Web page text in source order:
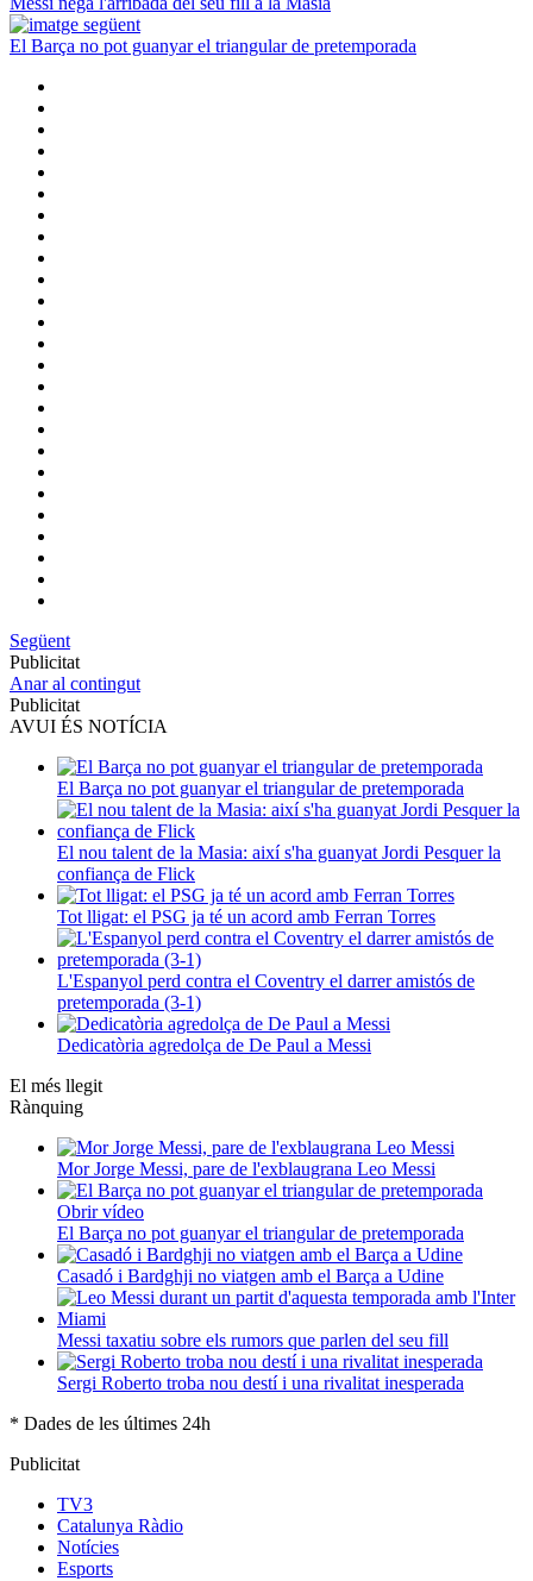
El Barça no pot guanyar el triangular de pretemporada
Següent
Publicitat
Anar al contingut
Publicitat
AVUI ÉS NOTÍCIA
El Barça no pot guanyar el triangular de pretemporada
El nou talent de la Masia: així s'ha guanyat Jordi Pesquer la
confiança de Flick
Tot lligat: el PSG ja té un acord amb Ferran Torres
L'Espanyol perd contra el Coventry el darrer amistós de
pretemporada (3-1)
Dedicatòria agredolça de De Paul a Messi
El més llegit
Rànquing
Mor Jorge Messi, pare de l'exblaugrana Leo Messi
Obrir vídeo
El Barça no pot guanyar el triangular de pretemporada
Casadó i Bardghji no viatgen amb el Barça a Udine
Messi taxatiu sobre els rumors que parlen del seu fill
Sergi Roberto troba nou destí i una rivalitat inesperada
* Dades de les últimes 24h
Publicitat
TV3
Catalunya Ràdio
Notícies
Esports